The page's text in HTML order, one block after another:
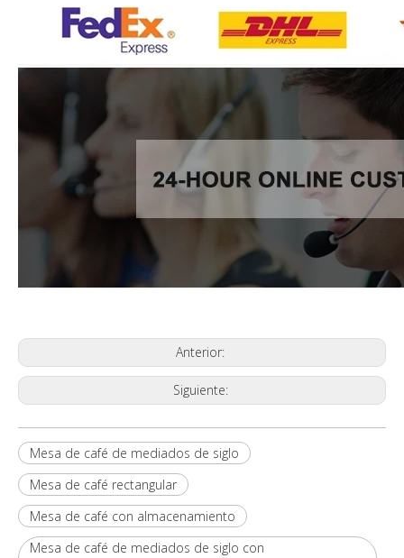
Anterior:
Siguiente:
Mesa de café de mediados de siglo
Mesa de café rectangular
Mesa de café con almacenamiento
Mesa de café de mediados de siglo con